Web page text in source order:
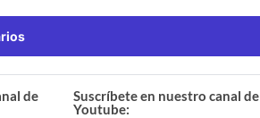
de
Suscríbete en nuestro canal de
Youtube: